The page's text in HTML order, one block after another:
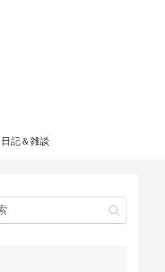
日記＆雑談